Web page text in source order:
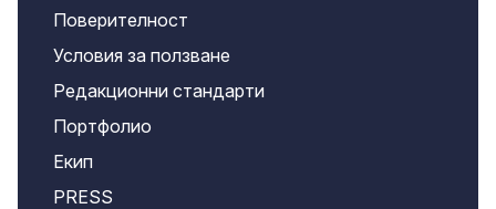
Поверителност
Условия за ползване
Редакционни стандарти
Портфолио
Екип
PRESS